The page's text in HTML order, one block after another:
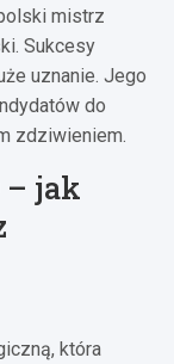
mistrz
Sukcesy
uznanie. Jego
do
zdziwieniem.
– jak
która